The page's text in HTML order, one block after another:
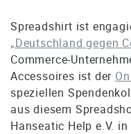
Spreadshirt ist
„Deutschland gegen
Commerce-
Accessoires ist der
speziellen
aus diesem
Hanseatic Help e.V.